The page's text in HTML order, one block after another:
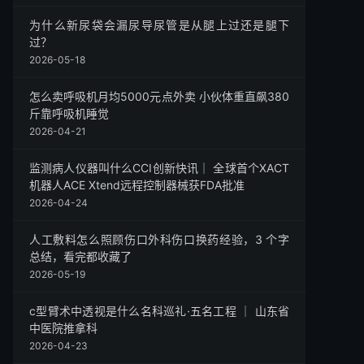
为什么新尿袋会漏尿导尿管是从腿上过还是腿下
过？
2026-05-18
怎么卖呼吸机月均5000元点外卖 小伙体重直飙380
斤靠呼吸机睡觉
2026-04-21
监测病人仪器叫什么CCI创新快讯｜ 全球首个XACT
机器人ACE Xtend远程控制器械获FDA批准
2026-04-24
人工敷料怎么照顾伤口外科伤口换药经验，3 个字
总结，看完都收藏了
2026-05-19
c型臂术中透视是什么名科巡礼·五名工程 ｜ 山东省
中医院推拿科
2026-04-23